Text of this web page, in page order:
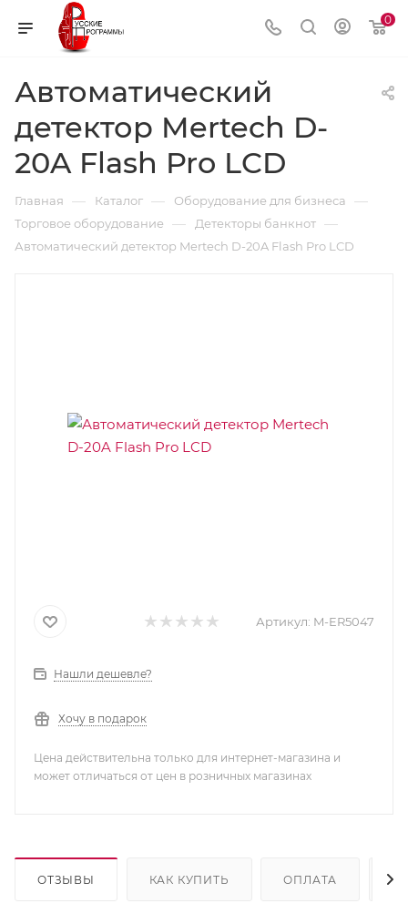
0
Автоматический
детектор Mertech D-
20A Flash Pro LCD
Главная — Каталог — Оборудование для бизнеса —
Торговое оборудование — Детекторы банкнот —
Автоматический детектор Mertech D-20A Flash Pro LCD
Артикул: M-ER5047
Нашли дешевле?
Хочу в подарок
Цена действительна только для интернет-магазина и
может отличаться от цен в розничных магазинах
ОТЗЫВЫ КАК КУПИТЬ ОПЛАТА